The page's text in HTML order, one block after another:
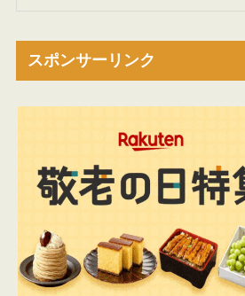
スポンサーリンク